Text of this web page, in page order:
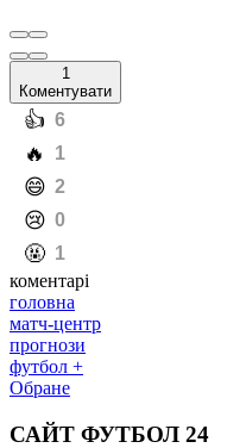
1
Коментувати
️👍 6
️🔥 1
️😄 2
️😢 0
️🤬 1
коментарі
головна
матч-центр
прогнози
футбол +
Обране
САЙТ ФУТБОЛ 24